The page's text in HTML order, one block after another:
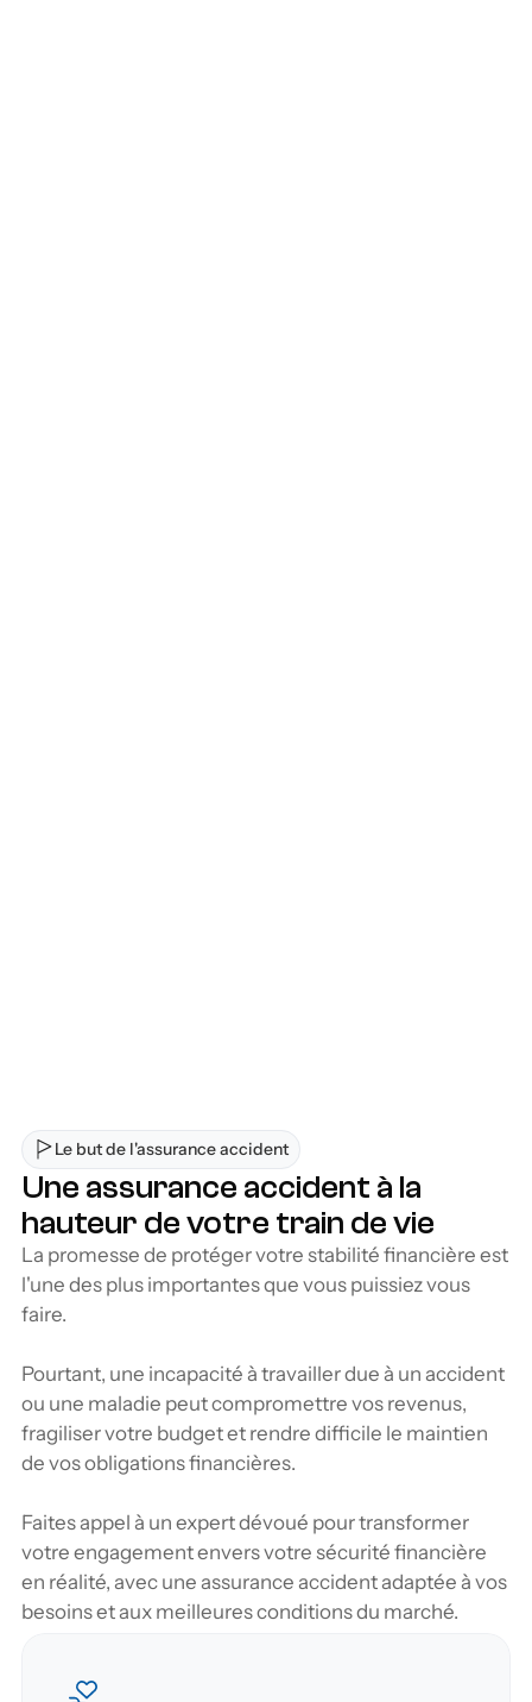
Le but de l'assurance accident
Une assurance accident à la
hauteur de votre train de vie
La promesse de protéger votre stabilité financière est
l'une des plus importantes que vous puissiez vous
faire.
Pourtant, une incapacité à travailler due à un accident
ou une maladie peut compromettre vos revenus,
fragiliser votre budget et rendre difficile le maintien
de vos obligations financières.
Faites appel à un expert dévoué pour transformer
votre engagement envers votre sécurité financière
en réalité, avec une assurance accident adaptée à vos
besoins et aux meilleures conditions du marché.